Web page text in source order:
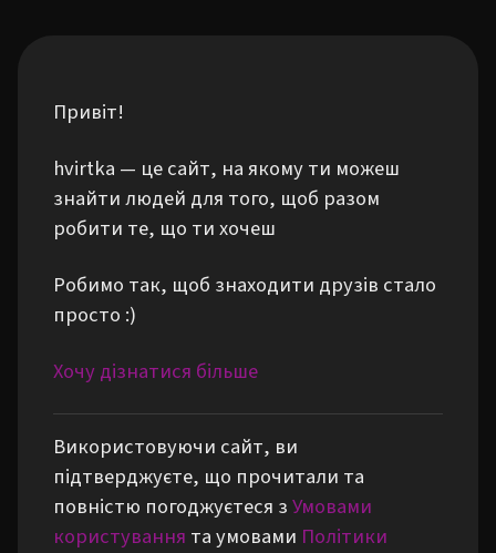
Привіт!
hvirtka — це сайт, на якому ти можеш
знайти людей для того, щоб разом
робити те, що ти хочеш
Робимо так, щоб знаходити друзів стало
просто :)
Хочу дізнатися більше
Використовуючи сайт, ви
підтверджуєте, що прочитали та
повністю погоджуєтеся зУмовами
користування та умовами Політики